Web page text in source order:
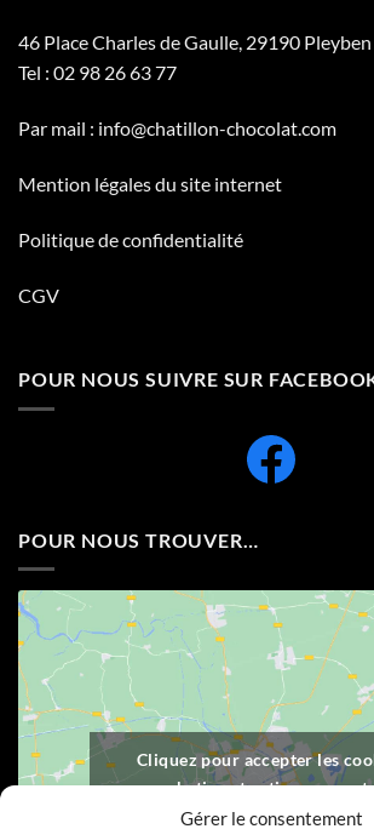
Gérer le consentement
46 Place Charles de Gaulle, 29190 Pleyben
Tel : 02 98 26 63 77
Par mail : info@chatillon-chocolat.com
Mention légales du site internet
Politique de confidentialité
CGV
POUR NOUS SUIVRE SUR
POUR NOUS TROUVER…
Cliquez pour accepter les
marketing et activer ce